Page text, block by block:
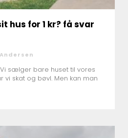
hus for 1 kr? få svar
sælger bare huset til vores
vi skat og bøvl. Men kan man